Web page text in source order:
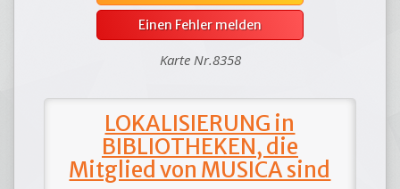
Einen Fehler melden
Karte Nr.8358
LOKALISIERUNG in
BIBLIOTHEKEN, die
Mitglied von MUSICA sind